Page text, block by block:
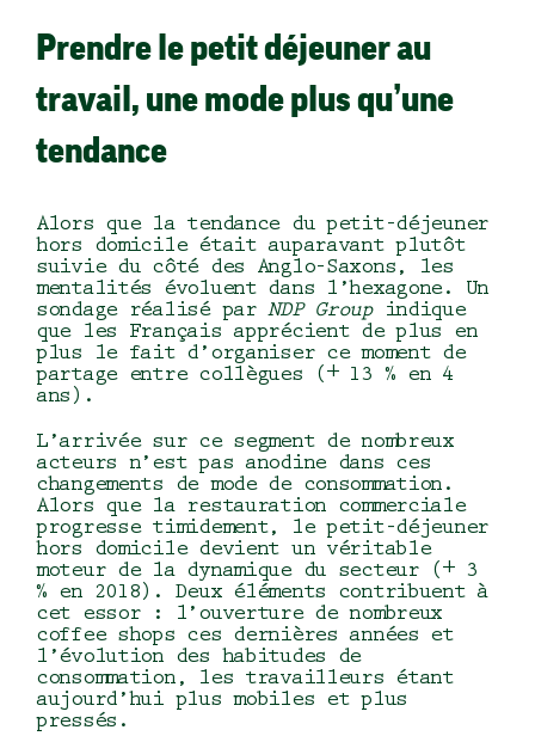
Prendre le petit déjeuner au
travail, une mode plus qu’une
tendance
Alors que la tendance du petit-déjeuner
hors domicile était auparavant plutôt
suivie du côté des Anglo-Saxons, les
mentalités évoluent dans l’hexagone. Un
sondage réalisé parNDP Groupindique
que les Français apprécient de plus en
plus le fait d’organiser ce moment de
partage entre collègues (+ 13 % en 4
ans).
L’arrivée sur ce segment de nombreux
acteurs n’est pas anodine dans ces
changements de mode de consommation.
Alors que la restauration commerciale
progresse timidement, le petit-déjeuner
hors domicile devient un véritable
moteur de la dynamique du secteur (+ 3
% en 2018). Deux éléments contribuent à
cet essor : l’ouverture de nombreux
coffee shops ces dernières années et
l’évolution des habitudes de
consommation, les travailleurs étant
aujourd’hui plus mobiles et plus
pressés.